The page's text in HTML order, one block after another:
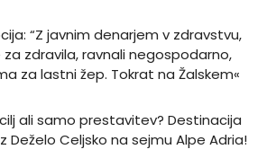
“Z javnim denarjem v zdravstvu,
zdravila, ravnali negospodarno,
za lastni žep. Tokrat na Žalskem«
ali samo prestavitev? Destinacija
Deželo Celjsko na sejmu Alpe Adria!